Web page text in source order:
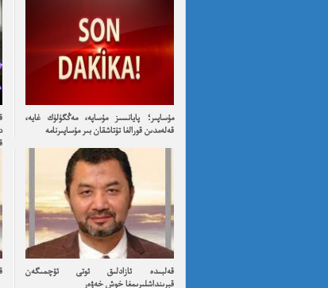
مۇساپىر؛ پايانسىز مۇساپە، مەڭگۈلۈك غايە،
قەلەمدىن قورالغا تۇتاشقان بىر مۇساپىرنامە
قەلبىدە ئازادلىق ئوتى ئۆچمىگەن
قېرىنداشلىرىمغا خوش خەۋەر